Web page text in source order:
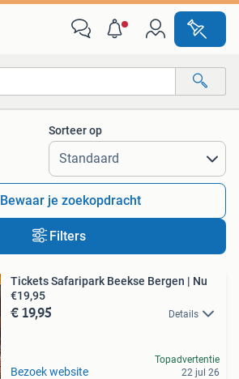
Alle afstanden…
Sorteer op
Bewaar je zoekopdracht
Filters
Tickets Safaripark Beekse Bergen | Nu
€19,95
€ 19,95 Details
Bezoek website
Topadvertentie
22 jul 26